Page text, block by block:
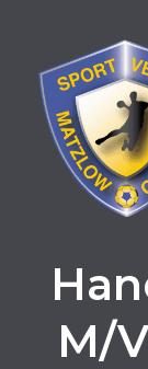
springen
M/